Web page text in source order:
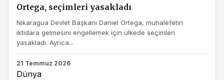
Ortega, seçimleri yasakladı
Nikaragua Devlet Başkanı Daniel Ortega, muhalefetin
iktidara gelmesini engellemek için ülkede seçimleri
yasakladı. Ayrıca...
21 Temmuz 2026
Dünya